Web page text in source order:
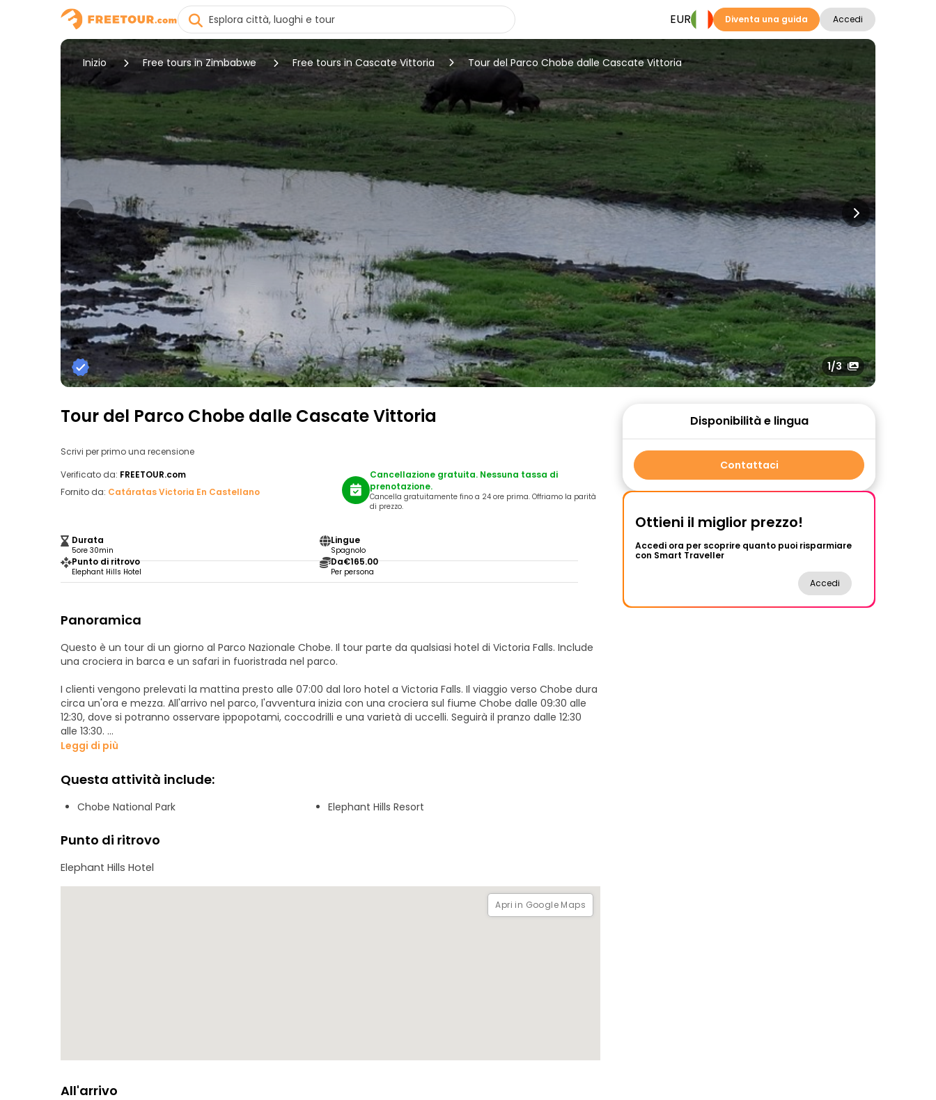
EUR Diventa una guida Accedi
Inizio Free tours in Zimbabwe Free tours in Cascate Vittoria Tour del Parco Chobe dalle Cascate Vittoria
1/3
Tour del Parco Chobe dalle Cascate Vittoria
Scrivi per primo una recensione
Verificato da: FREETOUR.com
Fornito da: Catáratas Victoria En Castellano
Durata
5ore 30min
Lingue
Spagnolo
Punto di ritrovo
Elephant Hills Hotel
Da€165.00
Per persona
Cancellazione gratuita. Nessuna tassa di
prenotazione.
Cancella gratuitamente fino a 24 ore prima. Offriamo la parità
di prezzo.
Panoramica
Questo è un tour di un giorno al Parco Nazionale Chobe. Il tour parte da qualsiasi hotel di Victoria Falls. Include
una crociera in barca e un safari in fuoristrada nel parco.
I clienti vengono prelevati la mattina presto alle 07:00 dal loro hotel a Victoria Falls. Il viaggio verso Chobe dura
circa un'ora e mezza. All'arrivo nel parco, l'avventura inizia con una crociera sul fiume Chobe dalle 09:30 alle
12:30, dove si potranno osservare ippopotami, coccodrilli e una varietà di uccelli. Seguirà il pranzo dalle 12:30
alle 13:30.
animali nel loro habitat naturale. Al termine dell'esperienza, gli ospiti vengono trasferiti al loro hotel in
Zimbabwe: una giornata piena di avventura e natura!
Leggi di più
Questa attività include:
Chobe National Park Elephant Hills Resort
Punto di ritrovo
Elephant Hills Hotel
Apri in Google Maps
All'arrivo
Disponibilità e lingua
Contattaci
Ottieni il miglior prezzo!
Accedi ora per scoprire quanto puoi risparmiare
con Smart Traveller
Accedi